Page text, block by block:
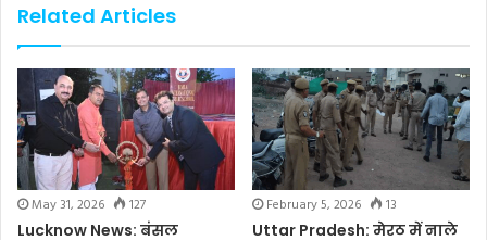
Related Articles
May 31, 2026
127
Lucknow News: बंसल
February 5, 2026
13
Uttar Pradesh: मेरठ में नाले